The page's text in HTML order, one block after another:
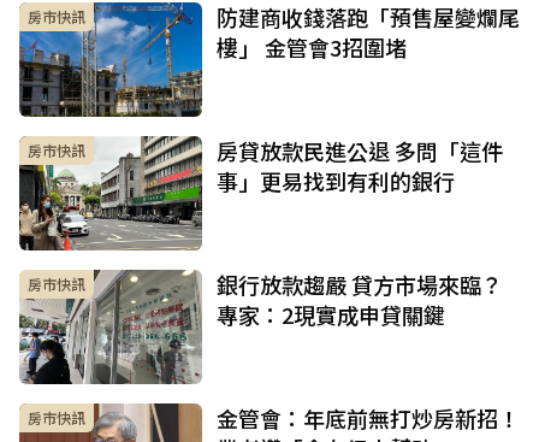
房市快訊
防建商收錢落跑「預售屋變爛尾
樓」 金管會3招圍堵
房市快訊
房貸放款民進公退 多問「這件
事」更易找到有利的銀行
房市快訊
銀行放款趨嚴 貸方市場來臨？
專家：2現實成申貸關鍵
房市快訊
金管會：年底前無打炒房新招！